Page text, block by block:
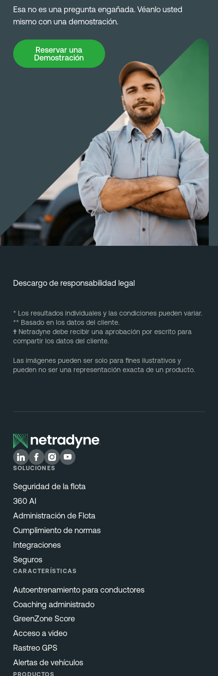
Esa no es una pregunta engañada. Véanlo usted
mismo con una demostración.
Reservar una
Demostración
Reservar una Demostración
Descargo de responsabilidad legal
* Los resultados individuales y las condiciones pueden variar.
** Basado en los datos del cliente.
†Netradyne debe recibir una aprobación por escrito para
compartir los datos del cliente.
Las imágenes pueden ser solo para fines ilustrativos y
pueden no ser una representación exacta de un producto.
SOLUCIONES
Seguridad de la flota
360 AI
Administración de Flota
Cumplimiento de normas
Integraciones
Seguros
CARACTERÍSTICAS
Autoentrenamiento para conductores
Coaching administrado
GreenZone Score
Acceso a video
Rastreo GPS
Alertas de vehículos
PRODUCTOS